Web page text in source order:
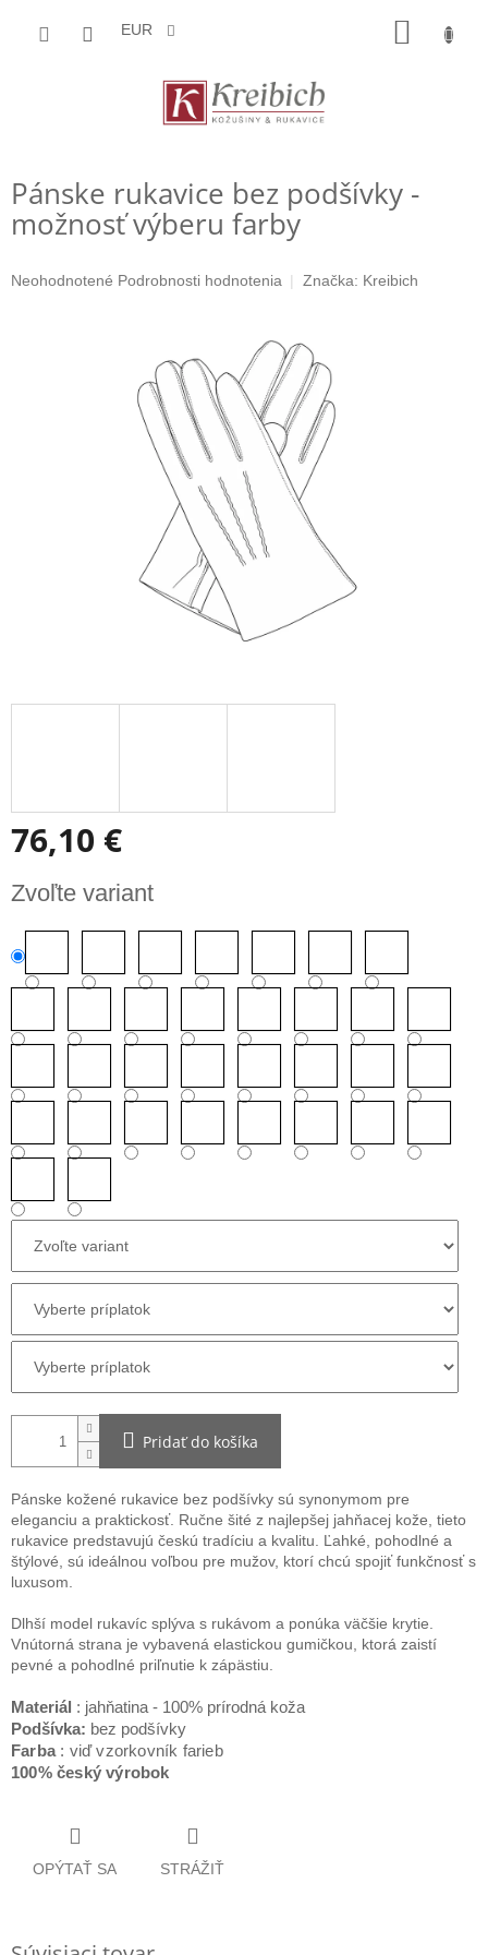
EUR
Pánske rukavice bez podšívky -
možnosť výberu farby
Priemerné
Neohodnotené Podrobnosti hodnotenia Značka: Kreibich
76,10 €
cena:
Zvoľte variant
Pridať do košíka
Pánske kožené rukavice bez podšívky sú synonymom pre
eleganciu a praktickosť. Ručne šité z najlepšej jahňacej kože, tieto
rukavice predstavujú českú tradíciu a kvalitu. Ľahké, pohodlné a
štýlové, sú ideálnou voľbou pre mužov, ktorí chcú spojiť funkčnosť s
luxusom.
Dlhší model rukavíc splýva s rukávom a ponúka väčšie krytie.
Vnútorná strana je vybavená elastickou gumičkou, ktorá zaistí
pevné a pohodlné priľnutie k zápästiu.
Materiál : jahňatina - 100% prírodná koža
Podšívka: bez podšívky
Farba: viď vzorkovník farieb
100% český výrobok
OPÝTAŤ SA STRÁŽIŤ